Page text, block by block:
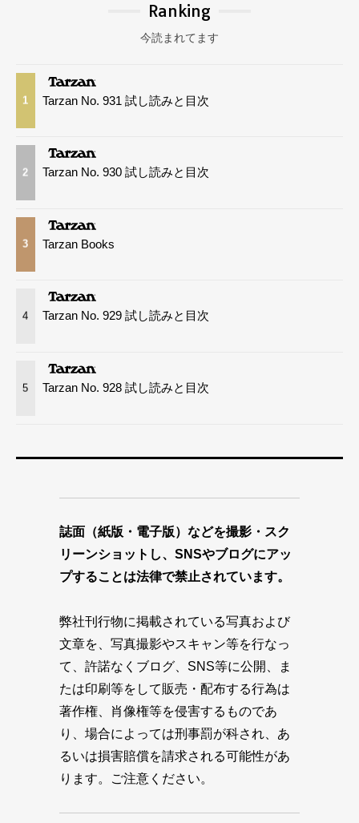
Ranking
今読まれてます
1 Tarzan No. 931 試し読みと目次
2 Tarzan No. 930 試し読みと目次
3 Tarzan Books
4 Tarzan No. 929 試し読みと目次
5 Tarzan No. 928 試し読みと目次
誌面（紙版・電子版）などを撮影・スク
リーンショットし、SNSやブログにアッ
プすることは法律で禁止されています。
弊社刊行物に掲載されている写真および
文章を、写真撮影やスキャン等を行なっ
て、許諾なくブログ、SNS等に公開、ま
たは印刷等をして販売・配布する行為は
著作権、肖像権等を侵害するものであ
り、場合によっては刑事罰が科され、あ
るいは損害賠償を請求される可能性があ
ります。ご注意ください。